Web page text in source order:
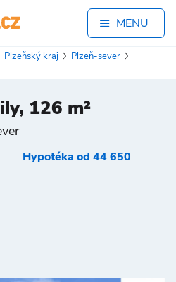
MENU
Plzeňský kraj
Plzeň-sever
126 m²
Hypotéka od 44 650